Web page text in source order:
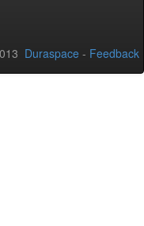
Duraspace - Feedback